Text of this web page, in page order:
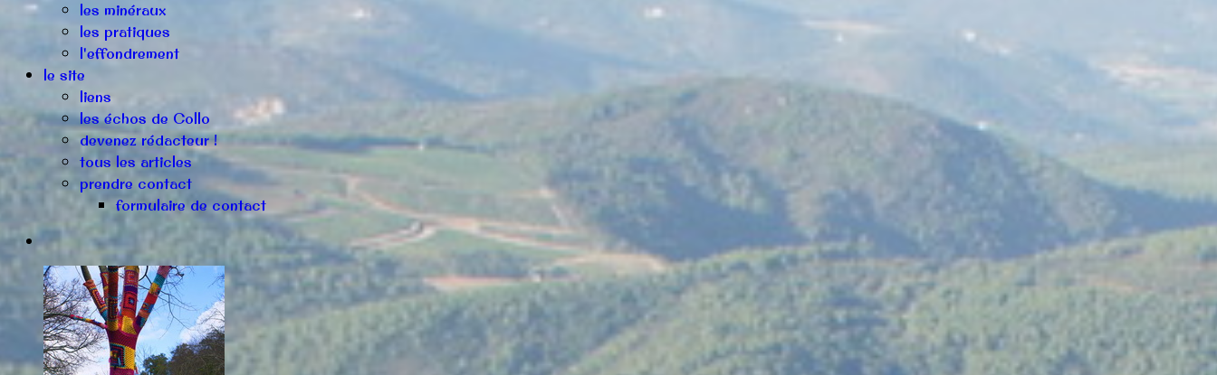
les minéraux
les pratiques
l'effondrement
le site
liens
les échos de Collo
devenez rédacteur !
tous les articles
prendre contact
formulaire de contact